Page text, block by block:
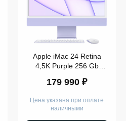
Apple iMac 24 Retina
4,5K Purple 256 Gb
179 990 ₽
Цена указана при оплате
наличными